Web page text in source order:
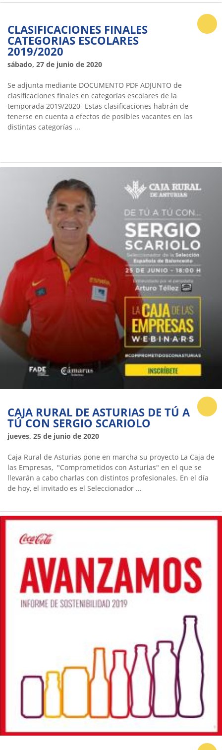
CLASIFICACIONES FINALES
CATEGORIAS ESCOLARES
2019/2020
sábado, 27 de junio de 2020
Se adjunta mediante DOCUMENTO PDF ADJUNTO de
clasificaciones finales en categorías escolares de la
temporada 2019/2020- Estas clasificaciones habrán de
tenerse en cuenta a efectos de posibles vacantes en las
distintas categorías ...
CAJA RURAL DE ASTURIAS DE TÚ A
TÚ CON SERGIO SCARIOLO
jueves, 25 de junio de 2020
Caja Rural de Asturias pone en marcha su proyecto La Caja de
las Empresas, "Comprometidos con Asturias" en el que se
llevarán a cabo charlas con distintos profesionales. En el día
de hoy, el invitado es el Seleccionador ...